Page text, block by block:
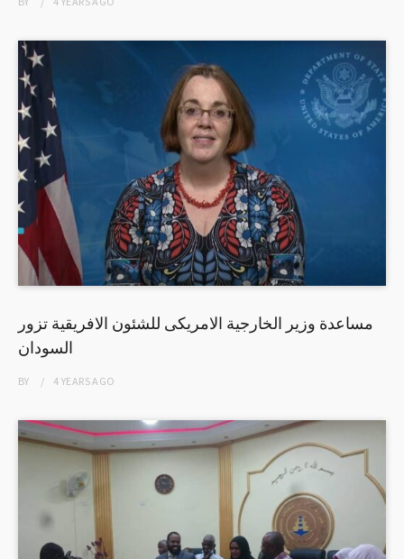
مساعدة وزير الخارجية الامريكى للشئون الافريقية تزور
السودان
BY 4 YEARSAGO